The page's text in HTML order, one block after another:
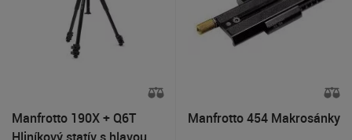
Manfrotto 190X + Q6T
Manfrotto 454 Makrosánky